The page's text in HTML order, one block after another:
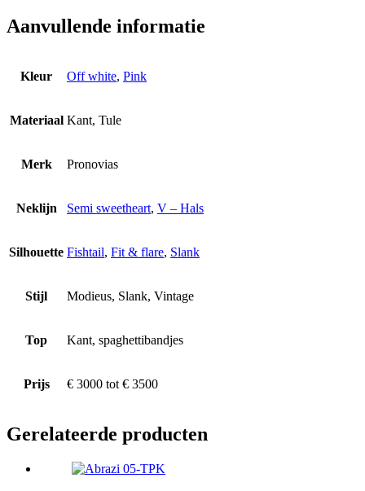
Aanvullende informatie
Kleur Off white, Pink
Materiaal Kant, Tule
Merk Pronovias
Neklijn Semi sweetheart, V – Hals
Silhouette Fishtail, Fit & flare, Slank
Stijl Modieus, Slank, Vintage
Top Kant, spaghettibandjes
Prijs € 3000 tot € 3500
Gerelateerde producten